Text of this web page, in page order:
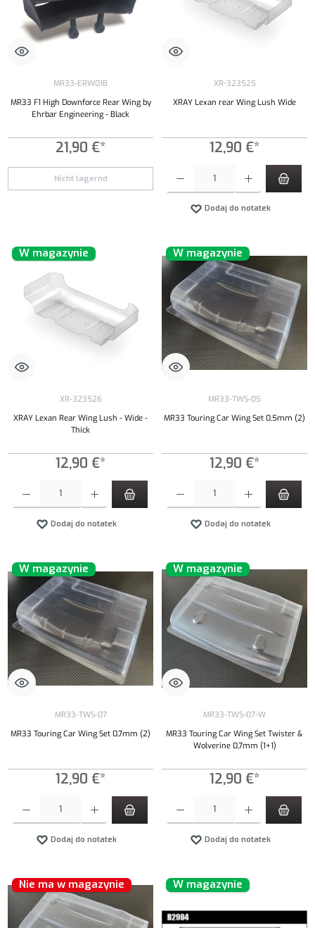
MR33-ERW01B
MR33 F1 High Downforce Rear Wing by
Ehrbar Engineering - Black
21,90 €*
Nicht lagernd
XR-323525
XRAY Lexan rear Wing Lush Wide
12,90 €*
Dodaj do notatek
W magazynie
XR-323526
XRAY Lexan Rear Wing Lush - Wide -
Thick
12,90 €*
Dodaj do notatek
W magazynie
MR33-TWS-05
MR33 Touring Car Wing Set 0,5mm (2)
12,90 €*
Dodaj do notatek
W magazynie
MR33-TWS-07
MR33 Touring Car Wing Set 0,7mm (2)
12,90 €*
Dodaj do notatek
W magazynie
MR33-TWS-07-W
MR33 Touring Car Wing Set Twister &
Wolverine 0,7mm (1+1)
12,90 €*
Dodaj do notatek
Nie ma w magazynie W magazynie